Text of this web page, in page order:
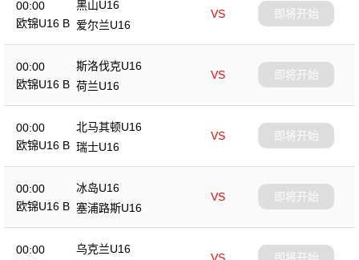
00:00
欧锦U16 B
黑山U16
VS
爱尔兰U16
即将开始
00:00
欧锦U16 B
斯洛伐克U16
VS
荷兰U16
即将开始
00:00
欧锦U16 B
北马其顿U16
VS
瑞士U16
即将开始
00:00
欧锦U16 B
冰岛U16
VS
塞浦路斯U16
即将开始
00:00
乌克兰U16